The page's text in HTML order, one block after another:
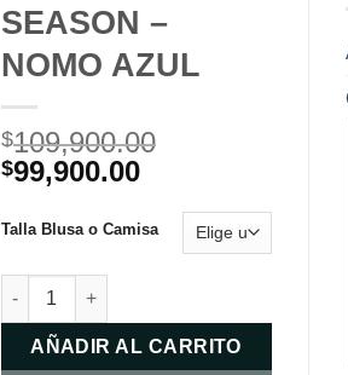
SEASON –
NOMO AZUL
$109,900.00
El
original
$109,900.00.
$99,900.00
actual
Talla Blusa o Camisa
CAMISETA CHRISTMAS SEASON - NOMO
AÑADIR AL CARRITO